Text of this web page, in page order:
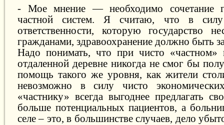
- Мое мнение — необходимо сочетание
частной систем. Я считаю, что в силу
ответственности, которую государство
гражданами, здравоохранение должно быть
Надо понимать, что при чисто «частном»
отдаленной деревне никогда не смог бы
помощь такого же уровня, как жители
невозможно в силу чисто
«частнику» всегда выгоднее предлагать
больше потенциальных пациентов, а
селе – это, в большинстве случаев, дело